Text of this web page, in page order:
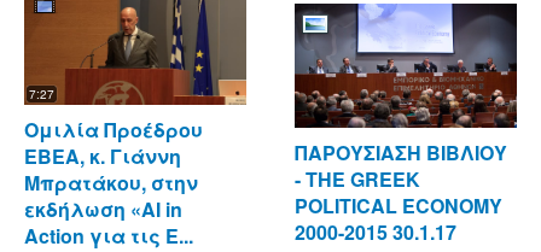
7:27
Ομιλία Προέδρου
ΕΒΕΑ, κ. Γιάννη
Μπρατάκου, στην
εκδήλωση «AI in
Action για τις Ε...
ΠΑΡΟΥΣΙΑΣΗ ΒΙΒΛΙΟΥ
- ΤΗΕ GREEK
POLITICAL ECONOMY
2000-2015 30.1.17